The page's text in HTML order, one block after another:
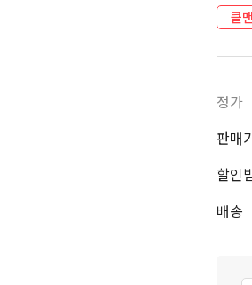
클
정가
판매
할인
배송